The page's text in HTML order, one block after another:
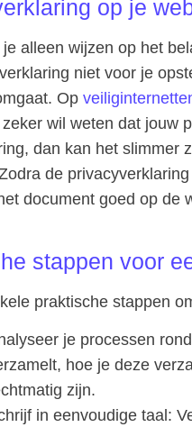
op je
alleen wijzen op het
niet voor je
Op
wil weten dat jouw
dan kan het slimmer
de
document goed op de
stappen voor
praktische stappen
je processen
hoe je deze
zijn.
in eenvoudige taal :